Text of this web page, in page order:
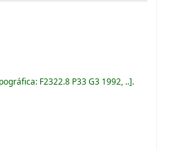
F2322.8 P33 G3 1992, .. .